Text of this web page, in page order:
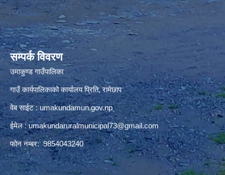
premium bootstrap themes
सम्पर्क विवरण
उमाकुण्ड गाउँपालिका
गाउँ कार्यपालिकाको कार्यालय प्रिति, रामेछाप
वेब साईट : umakundamun.gov.np
ईमेल :umakundaruralmunicipal73@gmail.com
फोन नम्बर: 9854043240